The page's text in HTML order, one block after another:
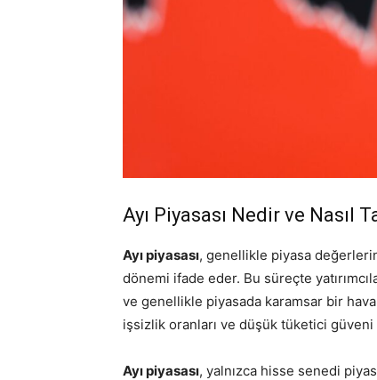
Ayı Piyasası Nedir ve Nasıl
Ayı piyasası, genellikle piyasa
dönemi ifade eder. Bu süreçte
ve genellikle piyasada karamsar bir
işsizlik oranları ve düşük tüketici
Ayı piyasası, yalnızca hisse senedi